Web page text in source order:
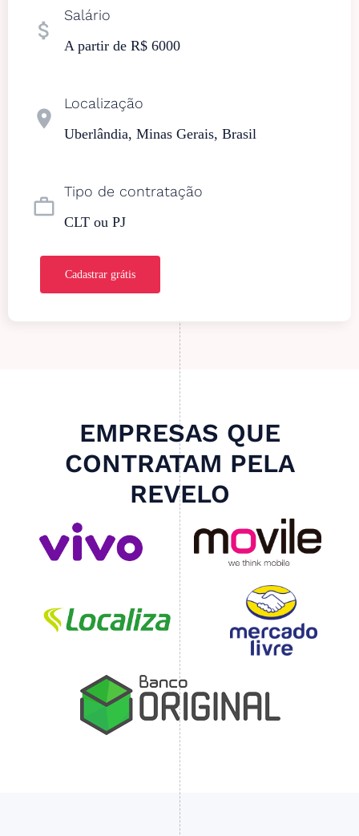
attach_money
Salário
A partir de R$ 6000
location_on
Localização
Uberlândia, Minas Gerais, Brasil
work_outline
Tipo de contratação
CLT ou PJ
Cadastrar grátis
EMPRESAS QUE
CONTRATAM PELA
REVELO